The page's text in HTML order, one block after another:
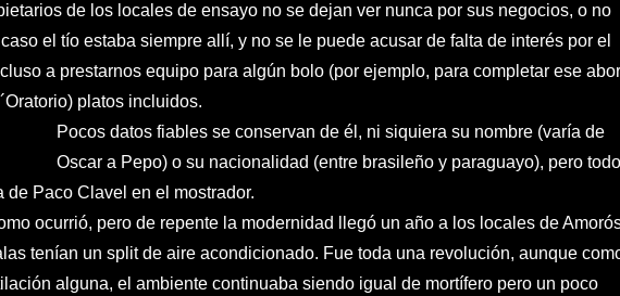
de los locales de ensayo no se dejan ver nunca por sus negocios, o no
el tío estaba siempre allí, y no se le puede acusar de falta de interés por el
a prestarnos equipo para algún bolo (por ejemplo, para completar ese
platos incluidos.
Pocos datos fiables se conservan de él, ni siquiera su nombre (varía de
Oscar a Pepo) o su nacionalidad (entre brasileño y paraguayo), pero
de Paco Clavel en el mostrador.
ocurrió, pero de repente la modernidad llegó un año a los locales de
tenían un split de aire acondicionado. Fue toda una revolución, aunque
alguna, el ambiente continuaba siendo igual de mortífero pero un poco